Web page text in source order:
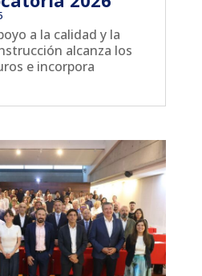
a la calidad y la
alcanza los
e incorpora